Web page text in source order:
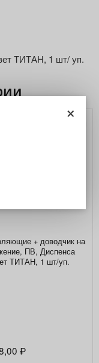
ТИТАН, 1 шт/ уп.
+ доводчик на
ПВ, Диспенса
ТИТАН, 1 шт/уп.
₽
×